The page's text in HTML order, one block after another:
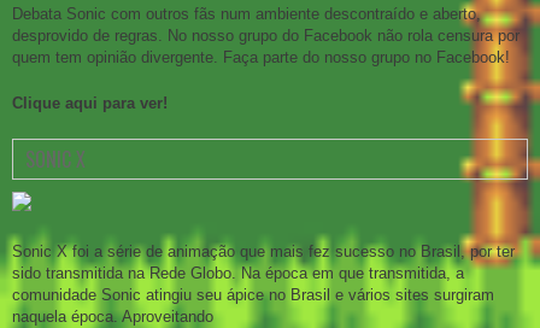
Debata Sonic com outros fãs num ambiente descontraído e aberto,
desprovido de regras. No nosso grupo do Facebook não rola censura por
quem tem opinião divergente. Faça parte do nosso grupo no Facebook!
Clique aqui para ver!
SONIC X
Sonic X foi a série de animação que mais fez sucesso no Brasil, por ter
sido transmitida na Rede Globo. Na época em que transmitida, a
comunidade Sonic atingiu seu ápice no Brasil e vários sites surgiram
naquela época. Aproveitando